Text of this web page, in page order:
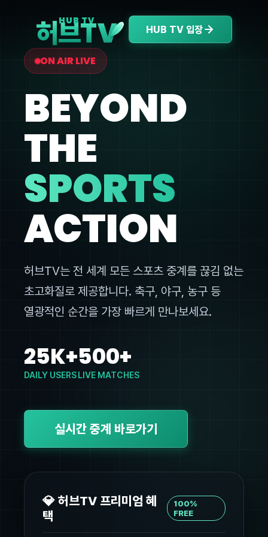
HUB TV
허브TV HUB TV 입장
ON AIR LIVE
BEYOND
THE
SPORTS
ACTION
허브TV는 전 세계 모든 스포츠 중계를 끊김 없는
초고화질로 제공합니다. 축구, 야구, 농구 등
열광적인 순간을 가장 빠르게 만나보세요.
25K+
DAILY USERS
500+
LIVE MATCHES
실시간 중계 바로가기
💎 허브TV 프리미엄 혜
택
100%
FREE